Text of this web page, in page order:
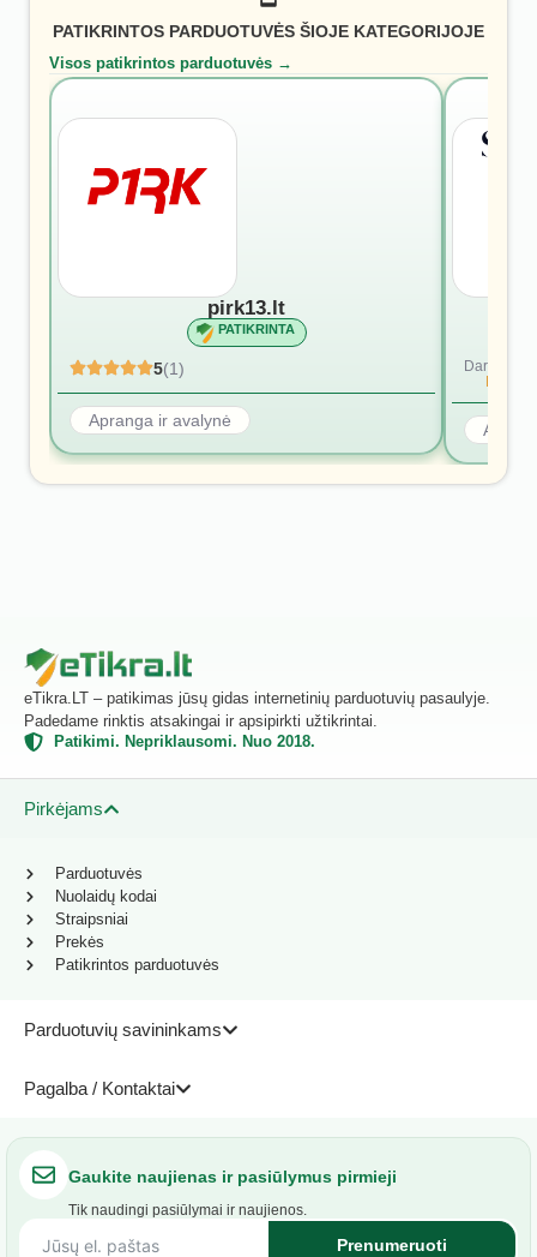
PATIKRINTOS PARDUOTUVĖS ŠIOJE KATEGORIJOJE
Visos patikrintos parduotuvės →
pirk13.lt
PATIKRINTA
5(1)
Apranga ir avalynė
Dar nėra
eTikra.LT – patikimas jūsų gidas internetinių parduotuvių pasaulyje.
Padedame rinktis atsakingai ir apsipirkti užtikrintai.
Patikimi. Nepriklausomi. Nuo 2018.
Pirkėjams
Parduotuvių savininkams
Pagalba / Kontaktai
Parduotuvės
Nuolaidų kodai
Straipsniai
Prekės
Patikrintos parduotuvės
Gaukite naujienas ir pasiūlymus pirmieji
Tik naudingi pasiūlymai ir naujienos.
Prenumeruoti